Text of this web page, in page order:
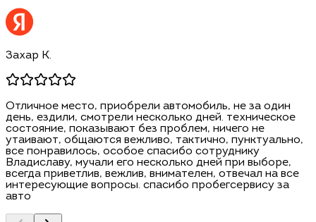
Захар К.
Отличное место, приобрели автомобиль, не за один
день, ездили, смотрели несколько дней. техническое
состояние, показывают без проблем, ничего не
утаивают, общаются вежливо, тактично, пунктуально,
все понравилось, особое спасибо сотруднику
Владиславу, мучали его несколько дней при выборе,
всегда приветлив, вежлив, внимателен, отвечал на все
интересующие вопросы. спасибо пробегсервису за
авто